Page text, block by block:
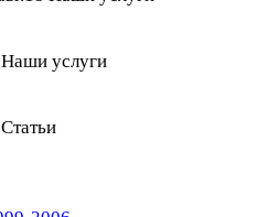
Наши услуги
Статьи